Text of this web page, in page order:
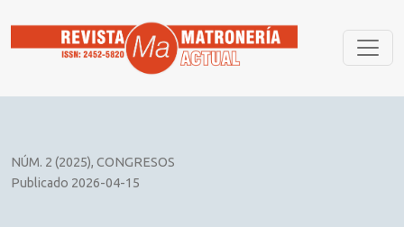
NÚM. 2 (2025), CONGRESOS
Publicado 2026-04-15